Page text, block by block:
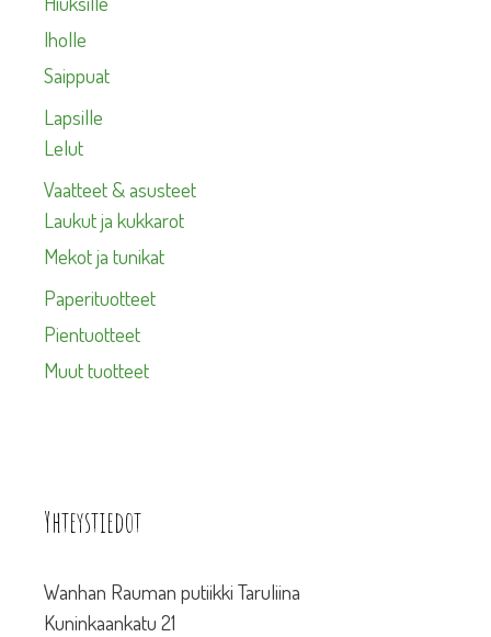
Iholle
Saippuat
Lapsille
Lelut
Vaatteet & asusteet
Laukut ja kukkarot
Mekot ja tunikat
Paperituotteet
Pientuotteet
Muut tuotteet
Yhteystiedot
Wanhan Rauman putiikki Taruliina
Kuninkaankatu 21